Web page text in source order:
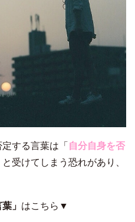
する言葉は「 自分自身を否
と受けてしまう恐れがあり、
」 はこちら▼